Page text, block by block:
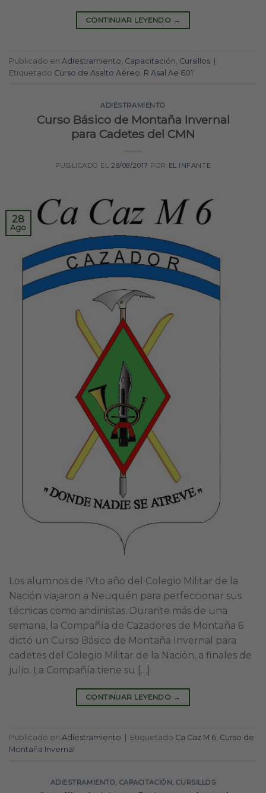
CONTINUAR LEYENDO →
Publicado en Adiestramiento Capacitación Cursillos |
Etiquetado Curso de Asalto Aéreo R Asal Ae 601
ADIESTRAMIENTO
Curso Básico de Montaña Invernal
para Cadetes del CMN
PUBLICADO EL28/08/2017 POR EL INFANTE
28
Ago
Los alumnos de IVto año del Colegio Militar de la
Nación viajaron a Neuquén para perfeccionar sus
técnicas como andinistas. Durante más de una
semana, la Compañía de Cazadores de Montaña 6
dictó un Curso Básico de Montaña Invernal para
cadetes del Colegio Militar de la Nación, a finales de
julio. La Compañía tiene su […]
CONTINUAR LEYENDO →
Publicado en Adiestramiento Etiquetado Ca Caz M 6, Curso de
Montaña Invernal
ADIESTRAMIENTO, CAPACITACIÓN,CURSILLOS